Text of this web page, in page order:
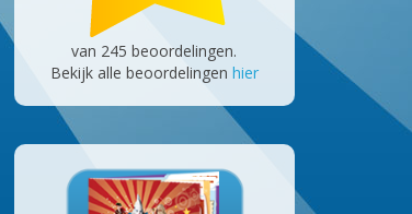
van 245 beoordelingen.
Bekijk alle beoordelingen hier